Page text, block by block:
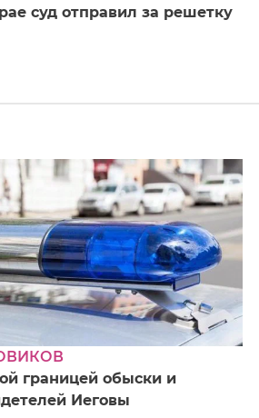
суд отправил за решетку
границей обыски и
Иеговы